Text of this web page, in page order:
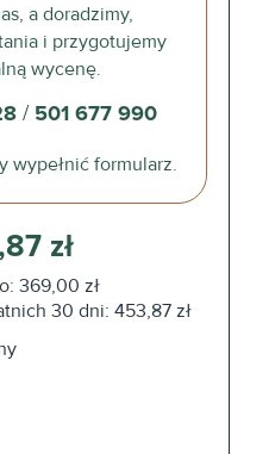
a doradzimy,
i przygotujemy
wycenę.
/ 501 677 990
wypełnić formularz.
zł
369,00 zł
30 dni: 453,87 zł